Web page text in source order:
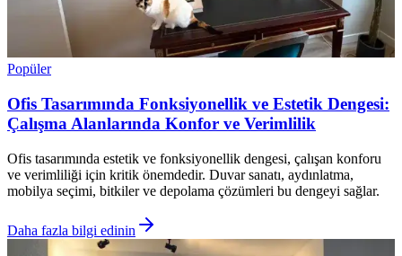
Popüler
Ofis Tasarımında Fonksiyonellik ve Estetik Dengesi:
Çalışma Alanlarında Konfor ve Verimlilik
Ofis tasarımında estetik ve fonksiyonellik dengesi, çalışan konforu
ve verimliliği için kritik önemdedir. Duvar sanatı, aydınlatma,
mobilya seçimi, bitkiler ve depolama çözümleri bu dengeyi sağlar.
Daha fazla bilgi edinin